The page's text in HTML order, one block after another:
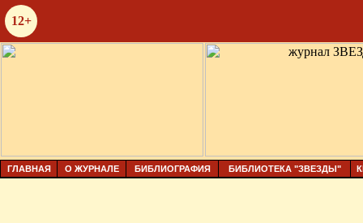
12+
ГЛАВНАЯ О ЖУРНАЛЕ БИБЛИОГРАФИЯ БИБЛИОТЕКА "ЗВЕЗДЫ"